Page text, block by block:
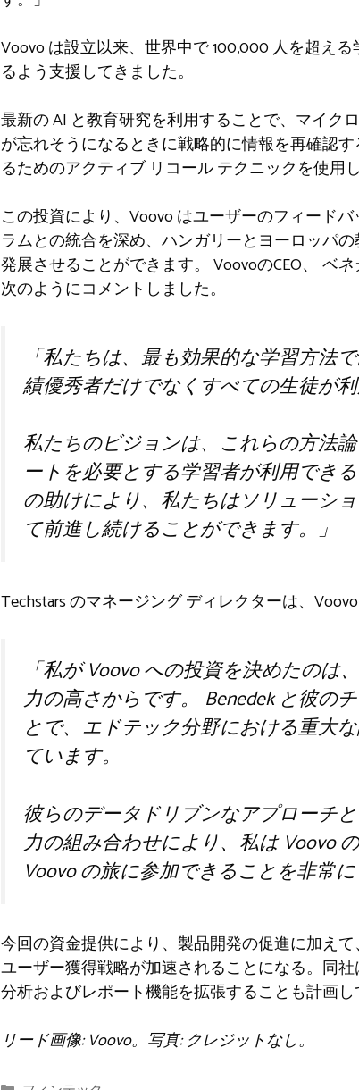
Voovo は設立以来、世界中で 100,000 人を超え
るよう支援してきました。
最新の AI と教育研究を利用することで、マイク
が忘れそうになるときに戦略的に情報を再確認
るためのアクティブ リコール テクニックを使用
この投資により、Voovo はユーザーのフィード
ラムとの統合を深め、ハンガリーとヨーロッパ
発展させることができます。 VoovoのCEO、 ベ
次のようにコメントしました。
「私たちは、最も効果的な学習方法
績優秀者だけでなくすべての生徒が
私たちのビジョンは、これらの方法
ートを必要とする学習者が利用でき
の助けにより、私たちはソリューシ
て前進し続けることができます。 」
Techstars のマネージング ディレクターは、
「私が Voovo への投資を決めたのは
力の高さからです。 Benedek と彼の
とで、エドテック分野における重大
ています。
彼らのデータドリブンなアプローチ
力の組み合わせにより、私は Voovo
Voovo の旅に参加できることを非常
今回の資金提供により、製品開発の促進に加え
ユーザー獲得戦略が加速されることになる。同
分析およびレポート機能を拡張することも計画し
リード画像: Voovo。写真: クレジットなし。